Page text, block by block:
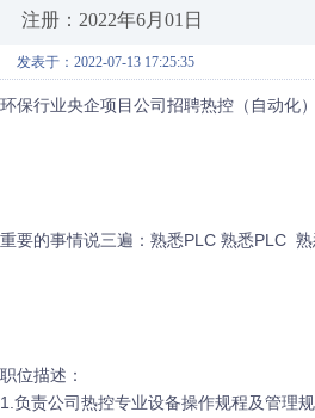
注册：2022年6月01日
发表于：2022-07-13 17:25:35
环保行业央企项目公司招聘热控（自动化
重要的事情说三遍：熟悉PLC 熟悉PLC
职位描述：
1.负责公司热控专业设备操作规程及管理